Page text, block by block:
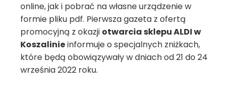
online, jak i pobrać na własne urządzenie w
formie pliku pdf. Pierwsza gazeta z ofertą
promocyjną z okazji otwarcia sklepu ALDI w
Koszalinieinformuje o specjalnych zniżkach,
które będą obowiązywały w dniach od 21 do 24
września 2022 roku.